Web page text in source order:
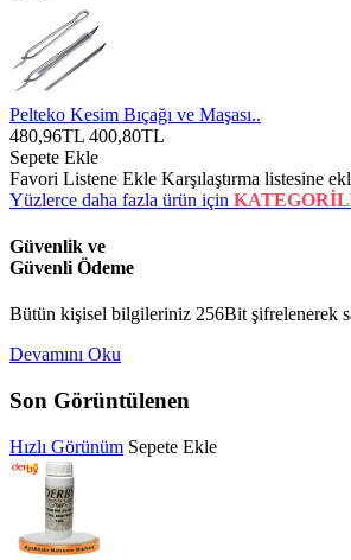
Pelteko Kesim Bıçağı ve Maşası..
480,96TL 400,80TL
Sepete Ekle
Favori Listene Ekle Karşılaştırma listesine
Yüzlerce daha fazla ürün için
Güvenlik ve
Güvenli Ödeme
Bütün kişisel bilgileriniz 256Bit şifrelenerek
Devamını Oku
Son Görüntülenen
Hızlı Görünüm Sepete Ekle